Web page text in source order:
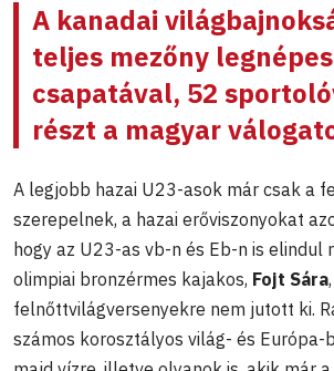
A kanadai
teljes mezőny
csapatával, 52
részt a magyar
A legjobb hazai U23-asok már csak a
szerepelnek, a hazai erőviszonyokat
hogy az U23-as vb-n és Eb-n is elindul
olimpiai bronzérmes kajakos, Fojt Sára
felnőttvilágversenyekre nem jutott ki.
számos korosztályos világ- és Európa-